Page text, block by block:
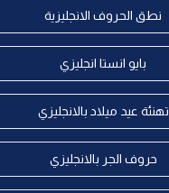
نطق الحروف الانجليزية
بايو انستا انجليزي
تهنئة عيد ميلاد بالانجليزي
حروف الجر بالانجليزي